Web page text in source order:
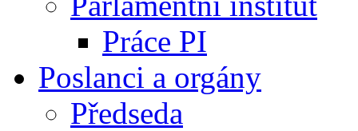
Práce PI
Poslanci a orgány
Předseda